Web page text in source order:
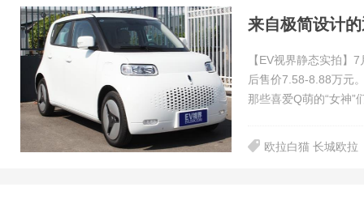
来自极简设计
【EV视界静态实拍
后售价7.58-8.88万元
那些喜爱Q萌的“女神”
欧拉白猫 长城欧拉